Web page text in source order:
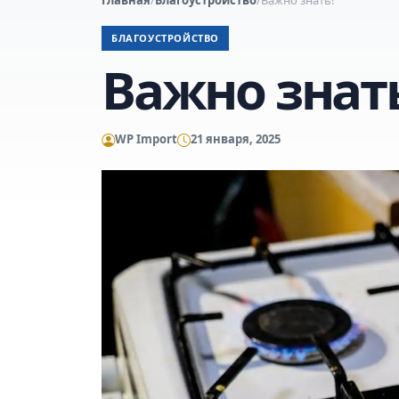
БЛАГОУСТРОЙСТВО
Важно
WP Import 21 января, 2025